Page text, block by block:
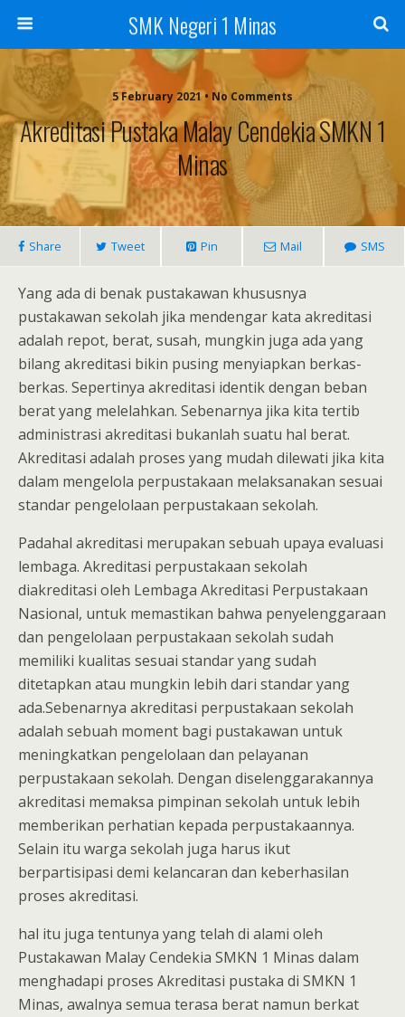
SMK Negeri 1 Minas
5 February 2021 • No Comments
Akreditasi Pustaka Malay Cendekia SMKN 1
Minas
Share Tweet Pin Mail SMS
Yang ada di benak pustakawan khususnya
pustakawan sekolah jika mendengar kata akreditasi
adalah repot, berat, susah, mungkin juga ada yang
bilang akreditasi bikin pusing menyiapkan berkas-
berkas. Sepertinya akreditasi identik dengan beban
berat yang melelahkan. Sebenarnya jika kita tertib
administrasi akreditasi bukanlah suatu hal berat.
Akreditasi adalah proses yang mudah dilewati jika kita
dalam mengelola perpustakaan melaksanakan sesuai
standar pengelolaan perpustakaan sekolah.
Padahal akreditasi merupakan sebuah upaya evaluasi
lembaga. Akreditasi perpustakaan sekolah
diakreditasi oleh Lembaga Akreditasi Perpustakaan
Nasional, untuk memastikan bahwa penyelenggaraan
dan pengelolaan perpustakaan sekolah sudah
memiliki kualitas sesuai standar yang sudah
ditetapkan atau mungkin lebih dari standar yang
ada.Sebenarnya akreditasi perpustakaan sekolah
adalah sebuah moment bagi pustakawan untuk
meningkatkan pengelolaan dan pelayanan
perpustakaan sekolah. Dengan diselenggarakannya
akreditasi memaksa pimpinan sekolah untuk lebih
memberikan perhatian kepada perpustakaannya.
Selain itu warga sekolah juga harus ikut
berpartisipasi demi kelancaran dan keberhasilan
proses akreditasi.
hal itu juga tentunya yang telah di alami oleh
Pustakawan Malay Cendekia SMKN 1 Minas dalam
menghadapi proses Akreditasi pustaka di SMKN 1
Minas, awalnya semua terasa berat namun berkat